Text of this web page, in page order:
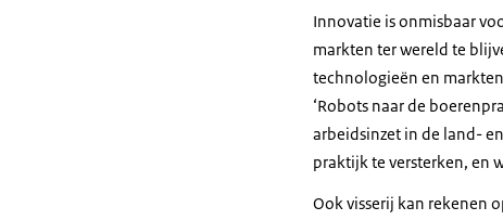
Innovatie is onmisbaar
markten ter wereld te
technologieën en
‘Robots naar de
arbeidsinzet in de land-
praktijk te versterken, en
Ook visserij kan rekenen